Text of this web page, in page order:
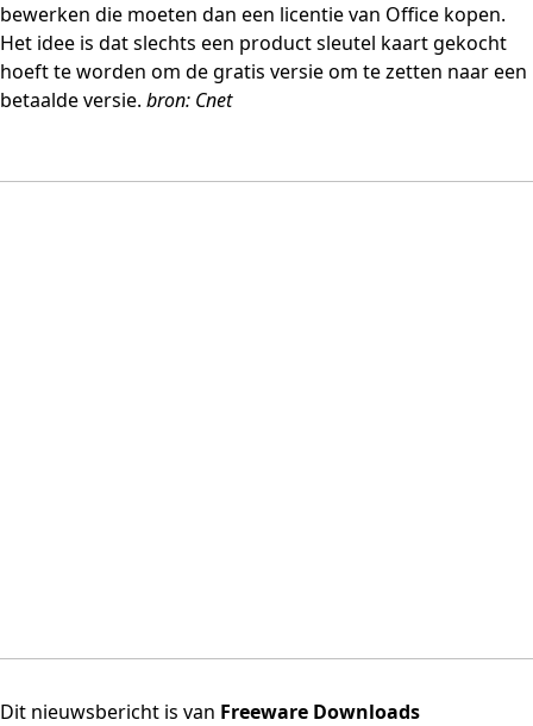
bewerken die moeten dan een licentie van Office kopen.
Het idee is dat slechts een product sleutel kaart gekocht
hoeft te worden om de gratis versie om te zetten naar een
betaalde versie. bron: Cnet
Dit nieuwsbericht is van Freeware Downloads